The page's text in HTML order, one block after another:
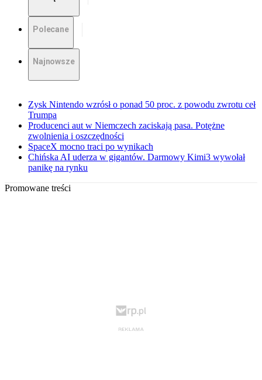
Polecane
Najnowsze
Zysk Nintendo wzrósł o ponad 50 proc. z powodu zwrotu ceł
Trumpa
Producenci aut w Niemczech zaciskają pasa. Potężne
zwolnienia i oszczędności
SpaceX mocno traci po wynikach
Chińska AI uderza w gigantów. Darmowy Kimi3 wywołał
panikę na rynku
Promowane treści